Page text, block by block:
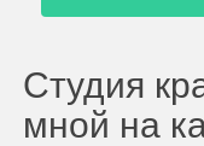
Студия
мной на